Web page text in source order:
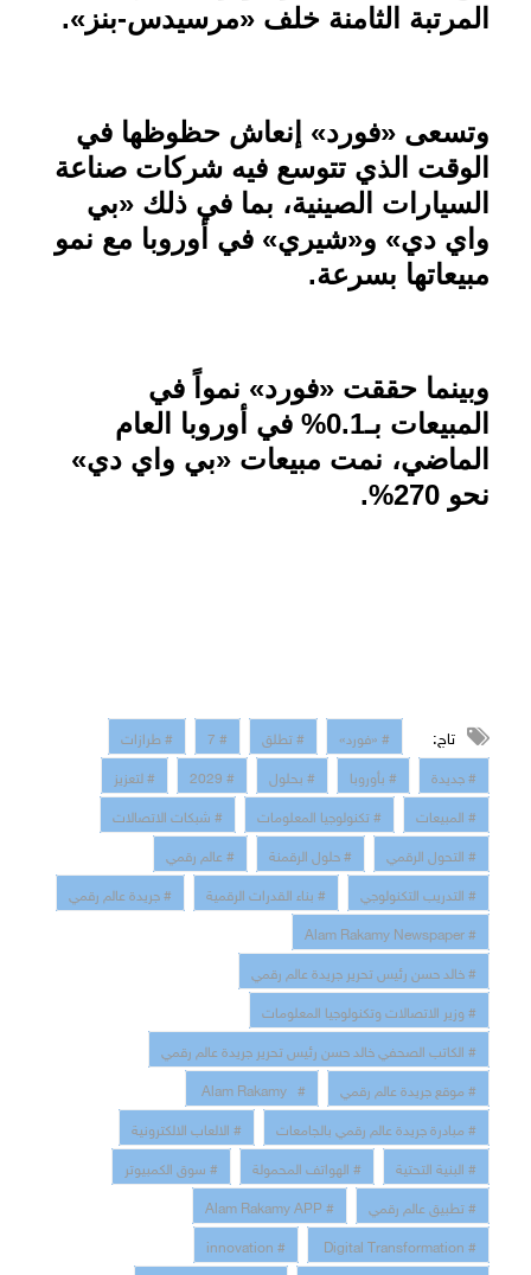
المرتبة الثامنة خلف «مرسيدس-بنز».
وتسعى «فورد» إنعاش حظوظها في
الوقت الذي تتوسع فيه شركات صناعة
السيارات الصينية، بما في ذلك «بي
واي دي» و«شيري» في أوروبا مع نمو
مبيعاتها بسرعة.
وبينما حققت «فورد» نمواً في
المبيعات بـ0.1% في أوروبا العام
الماضي، نمت مبيعات «بي واي دي»
نحو 270%.
تاج: # «فورد» # تطلق # 7
# طرازات
# جديدة
# بأوروبا # بحلول # 2029
# لتعزيز
# المبيعات
# تكنولوجيا المعلومات
# شبكات الاتصالات
# التحول الرقمي
# حلول الرقمنة
# عالم رقمي
# التدريب التكنولوجي
# بناء القدرات الرقمية
# جريدة عالم رقمي
# Alam Rakamy Newspaper
# خالد حسن رئيس تحرير جريدة عالم رقمي
# وزير الاتصالات وتكنولوجيا المعلومات
# الكاتب الصحفي خالد حسن رئيس تحرير جريدة عالم رقمي
# موقع جريدة عالم رقمي
# Alam Rakamy
# مبادرة جريدة عالم رقمي بالجامعات
# الالعاب الالكترونية
# البنية التحتية
# الهواتف المحمولة
# سوق الكمبيوتر
# تطبيق عالم رقمي
# Alam Rakamy APP
# Digital Transformation
# innovation